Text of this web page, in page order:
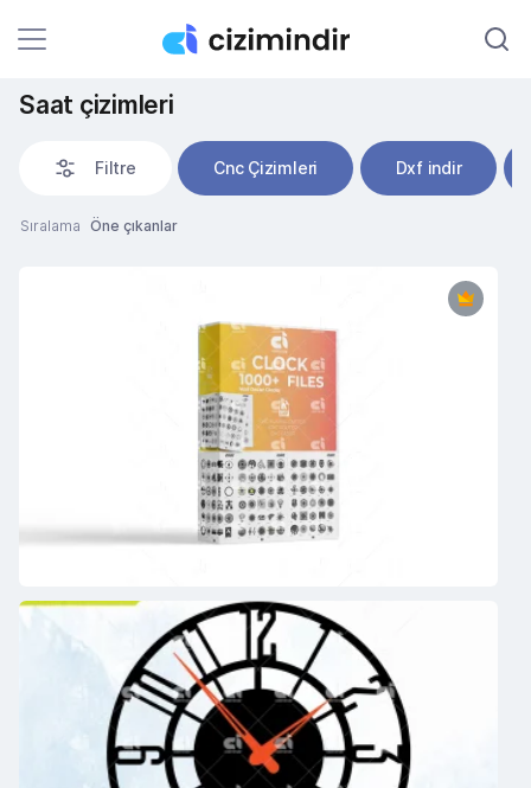
Saat çizimleri
Filtre Cnc Çizimleri Dxf indir
Sıralama Öne çıkanlar